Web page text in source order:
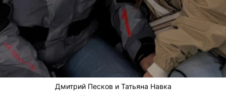
Дмитрий Песков и Татьяна Навка